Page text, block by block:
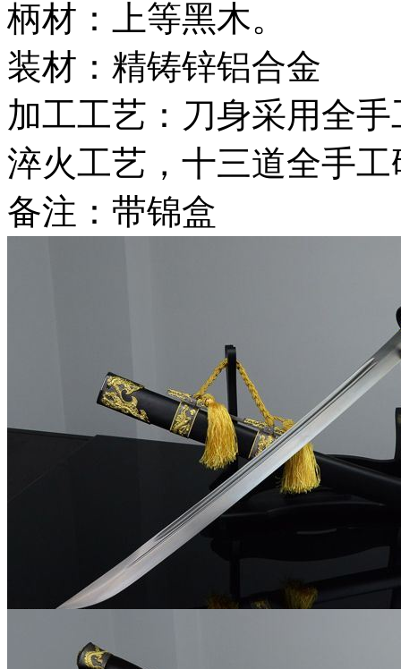
柄材：上等黑木。
装材：精铸锌铝合金
加工工艺：刀身采用全
淬火工艺，十三道全手
备注：带锦盒